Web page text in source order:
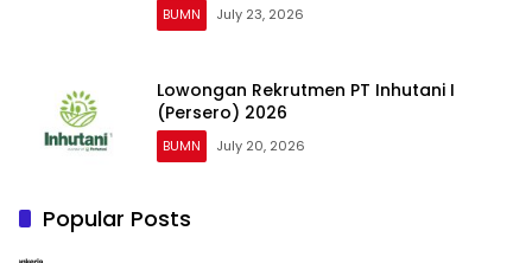
BUMN July 23, 2026
Lowongan Rekrutmen PT Inhutani I
(Persero) 2026
BUMN July 20, 2026
Popular Posts